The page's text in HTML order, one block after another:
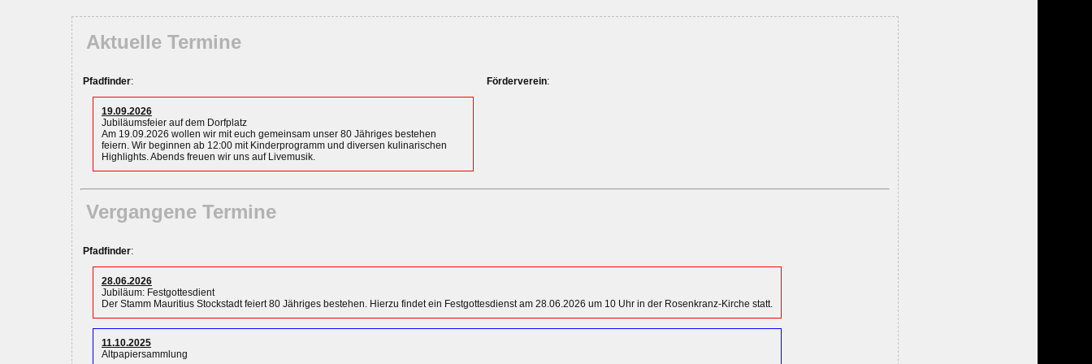
Aktuelle Termine
Pfadfinder:
19.09.2026
Jubiläumsfeier auf dem Dorfplatz
Am 19.09.2026 wollen wir mit euch gemeinsam unser 80 Jähriges bestehen
feiern. Wir beginnen ab 12:00 mit Kinderprogramm und diversen kulinarischen
Highlights. Abends freuen wir uns auf Livemusik.
Förderverein:
Vergangene Termine
Pfadfinder:
28.06.2026
Jubiläum: Festgottesdient
Der Stamm Mauritius Stockstadt feiert 80 Jähriges bestehen. Hierzu findet ein Festgottesdienst am 28.06.2026 um 10 Uhr in der Rosenkranz-Kirche statt.
11.10.2025
Altpapiersammlung